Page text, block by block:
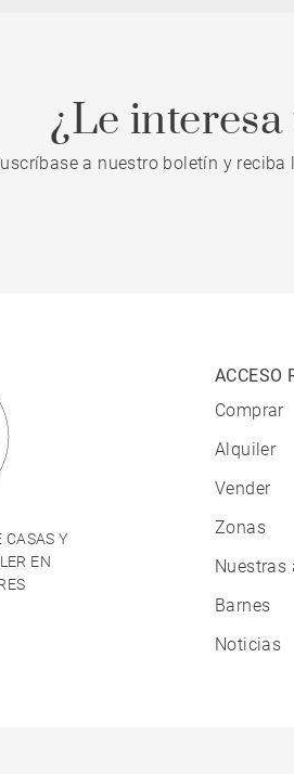
¿Le
a nuestro boletín y
CASAS Y
EN
ACCESO
Comprar
Alquiler
Vender
Zonas
Nuestras
Barnes
Noticias